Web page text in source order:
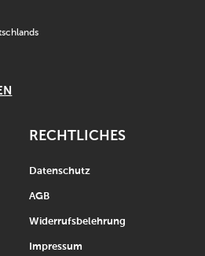
RECHTLICHES
Datenschutz
AGB
Widerrufsbelehrung
Impressum